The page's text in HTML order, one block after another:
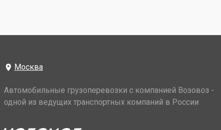
Москва
Автомобильные грузоперевозки с компанией Возовоз -
одной из ведущих транспортных компаний в России